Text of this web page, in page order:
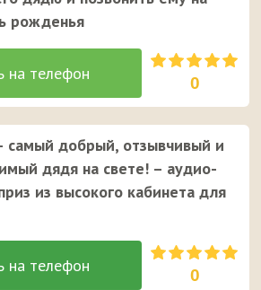
рожденья
0
самый добрый, отзывчивый и
дядя на свете! – аудио-
из высокого кабинета для
0